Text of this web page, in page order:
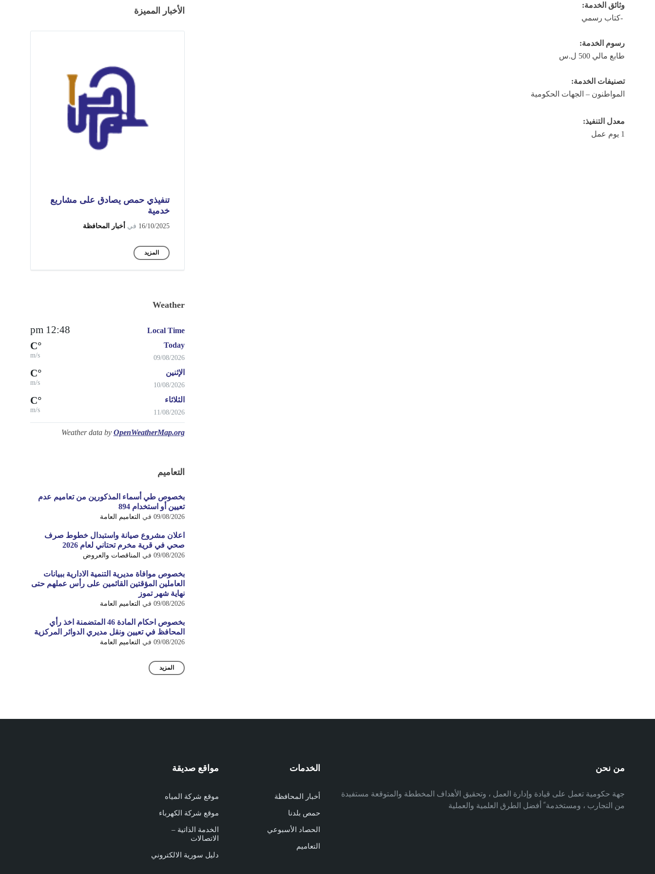
وثائق الخدمة:
-كتاب رسمي
رسوم الخدمة:
طابع مالي 500 ل.س
تصنيفات الخدمة:
المواطنون – الجهات الحكومية
معدل التنفيذ:
1 يوم عمل
الأخبار المميزة
تنفيذي حمص يصادق على مشاريع
خدمية
16/10/2025 في أخبار المحافظة
المزيد
Weather
Local Time
12:48 pm
Today
09/08/2026
°C
m/s
الإثنين
10/08/2026
°C
m/s
الثلاثاء
11/08/2026
°C
m/s
Weather data by OpenWeatherMap.org
التعاميم
بخصوص طي أسماء المذكورين من تعاميم عدم
تعيين أو استخدام 894
09/08/2026 في التعاميم العامة
اعلان مشروع صيانة واستبدال خطوط صرف
صحي في قرية مخرم تحتاني لعام 2026
09/08/2026 في المناقصات والعروض
بخصوص موافاة مديرية التنمية الادارية ببيانات
العاملين المؤقتين القائمين على رأس عملهم حتى
نهاية شهر تموز
09/08/2026 في التعاميم العامة
بخصوص احكام المادة 46 المتضمنة اخذ رأي
المحافظ في تعيين ونقل مديري الدوائر المركزية
09/08/2026 في التعاميم العامة
المزيد
من نحن
جهة حكومية تعمل على قيادة وإدارة العمل ، وتحقيق الأهداف المخططة والمتوقعة مستفيدة
من التجارب ، ومستخدمة ً أفضل الطرق العلمية والعملية
الخدمات
أخبار المحافظة
حمص بلدنا
الحصاد الأسبوعي
التعاميم
مواقع صديقة
موقع شركة المياه
موقع شركة الكهرباء
الخدمة الذاتية –
الاتصالات
دليل سورية الالكتروني